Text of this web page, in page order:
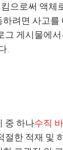
으로써 액체
려면 사고
게시물에
.
중 하나수직
한 적재 및